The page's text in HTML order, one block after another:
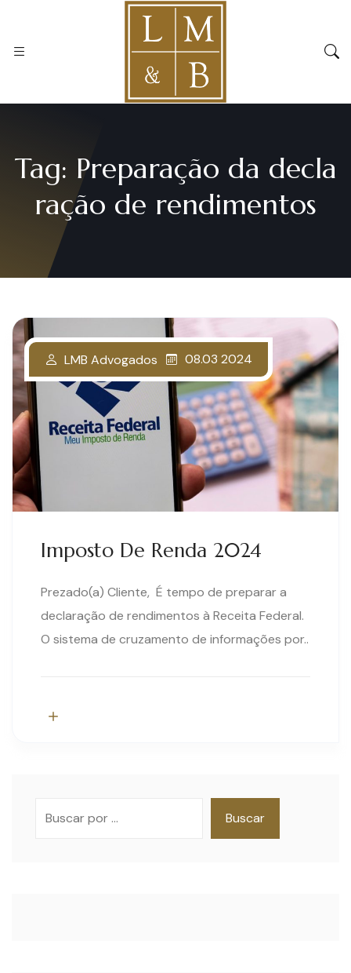
Tag: Preparação da decla
ração de rendimentos
Imposto De Renda 2024
LMB Advogados 08.03 2024
Prezado(a) Cliente, É tempo de preparar a
declaração de rendimentos à Receita Federal.
O sistema de cruzamento de informações por..
Buscar